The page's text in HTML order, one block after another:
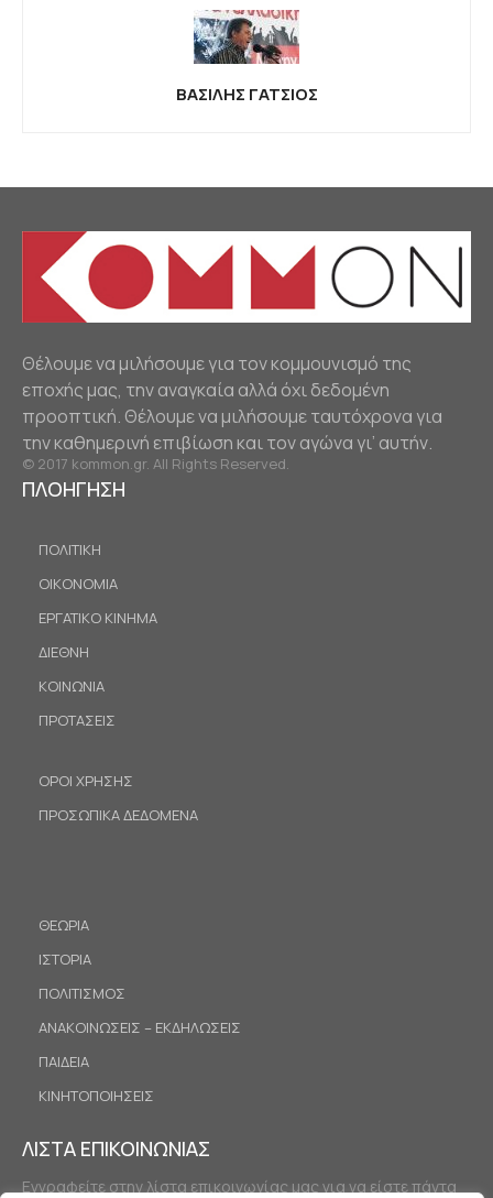
ΒΑΣΙΛΗΣ ΓΑΤΣΙΟΣ
Θέλουμε να μιλήσουμε για τον κομμουνισμό της
εποχής μας, την αναγκαία αλλά όχι δεδομένη
προοπτική. Θέλουμε να μιλήσουμε ταυτόχρονα για
την καθημερινή επιβίωση και τον αγώνα γι’ αυτήν.
© 2017 kommon.gr. All Rights Reserved.
ΠΛΟΗΓΗΣΗ
ΠΟΛΙΤΙΚΗ
ΟΙΚΟΝΟΜΙΑ
ΕΡΓΑΤΙΚΟ ΚΙΝΗΜΑ
ΔΙΕΘΝΗ
ΚΟΙΝΩΝΙΑ
ΠΡΟΤΑΣΕΙΣ
ΟΡΟΙ ΧΡΗΣΗΣ
ΠΡΟΣΩΠΙΚΑ ΔΕΔΟΜΕΝΑ
ΘΕΩΡΙΑ
ΙΣΤΟΡΙΑ
ΠΟΛΙΤΙΣΜΟΣ
ΑΝΑΚΟΙΝΩΣΕΙΣ – ΕΚΔΗΛΩΣΕΙΣ
ΠΑΙΔΕΙΑ
ΚΙΝΗΤΟΠΟΙΗΣΕΙΣ
ΛΙΣΤΑ ΕΠΙΚΟΙΝΩΝΙΑΣ
Εγγραφείτε στην λίστα επικοινωνίας μας για να είστε πάντα